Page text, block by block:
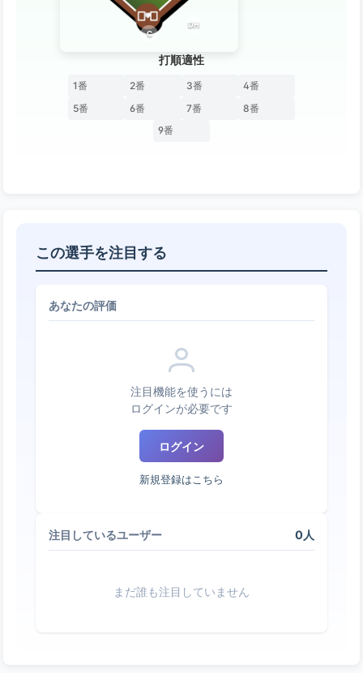
C
DH
打順適性
1番 2番 3番
4番
5番
6番 7番
8番
9番
この選手を注目する
あなたの評価
注目機能を使うには
ログインが必要です
ログイン
新規登録はこちら
注目しているユーザー 0人
まだ誰も注目していません